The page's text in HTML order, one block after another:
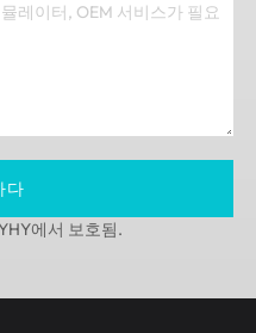
다
에서 보호됨.